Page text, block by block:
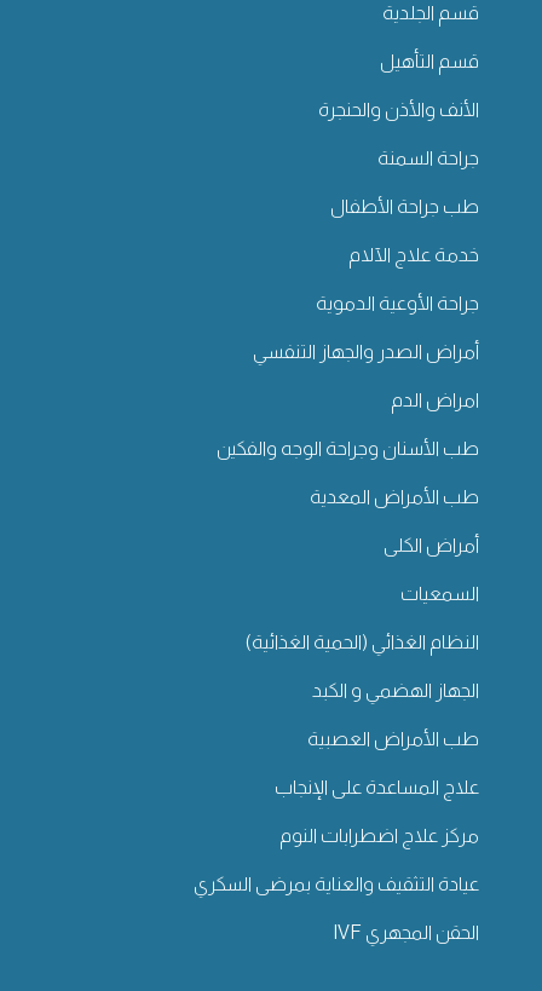
قسم الجلدية
قسم التأهيل
الأنف والأذن والحنجرة
جراحة السمنة
طب جراحة الأطفال
خدمة علاج الآلام
جراحة الأوعية الدموية
أمراض الصدر والجهاز التنفسي
امراض الدم
طب الأسنان وجراحة الوجه والفكين
طب الأمراض المعدية
أمراض الكلى
السمعيات
النظام الغذائي (الحمية الغذائية)
الجهاز الهضمي و الكبد
طب الأمراض العصبية
علاج المساعدة على الإنجاب
مركز علاج اضطرابات النوم
عيادة التثقيف والعناية بمرضى السكري
الحقن المجهري IVF